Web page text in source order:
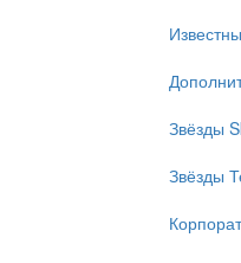
Звёзды
Звёзды